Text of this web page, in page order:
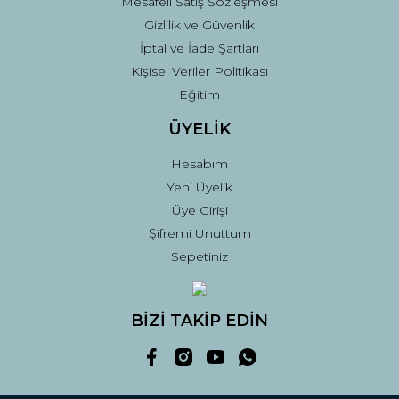
Gizlilik ve Güvenlik
İptal ve İade Şartları
Kişisel Veriler Politikası
Eğitim
ÜYELİK
Hesabım
Yeni Üyelik
Üye Girişi
Şifremi Unuttum
Sepetiniz
BİZİ TAKİP EDİN